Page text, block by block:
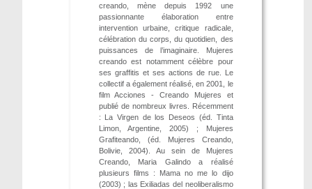
creando, mène depuis 1992 une
passionnante élaboration entre
intervention urbaine, critique radicale,
célébration du corps, du quotidien, des
puissances de l’imaginaire. Mujeres
creando est notamment célèbre pour
ses graffitis et ses actions de rue. Le
collectif a également réalisé, en 2001, le
film Acciones - Creando Mujeres et
publié de nombreux livres. Récemment
: La Virgen de los Deseos (éd. Tinta
Limon, Argentine, 2005) ; Mujeres
Grafiteando, (éd. Mujeres Creando,
Bolivie, 2004). Au sein de Mujeres
Creando, Maria Galindo a réalisé
plusieurs films : Mama no me lo dijo
(2003) ; las Exiliadas del neoliberalismo